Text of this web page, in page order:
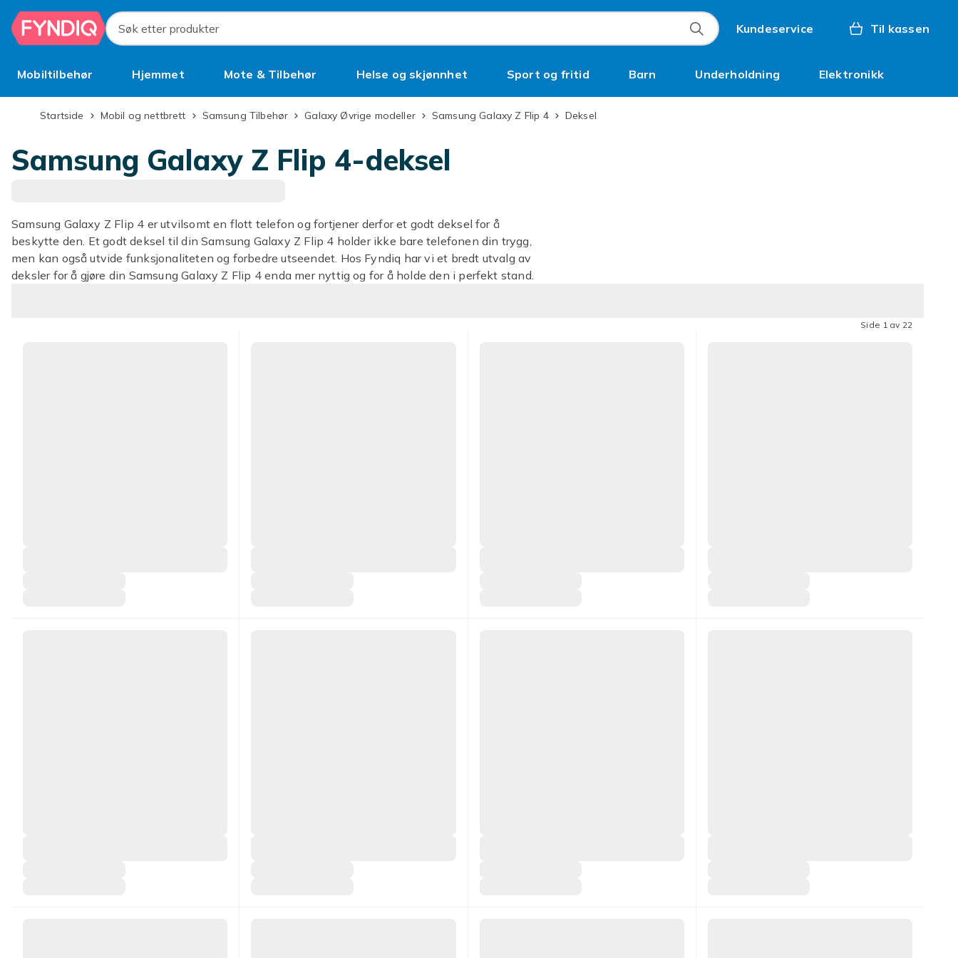
Hopp til hovedinnhold
Søk etter produkter
Kundeservice Til kassen
Mobiltilbehør Hjemmet Mote & Tilbehør Helse og skjønnhet Sport og fritid Barn Underholdning Elektronikk
BruktStartside Mobil og nettbrett Samsung Tilbehør Galaxy Øvrige modeller Samsung Galaxy Z Flip 4 Deksel
Samsung Galaxy Z Flip 4-deksel
Samsung Galaxy Z Flip 4 er utvilsomt en flott telefon og fortjener derfor et godt deksel for å
beskytte den. Et godt deksel til din Samsung Galaxy Z Flip 4 holder ikke bare telefonen din trygg,
men kan også utvide funksjonaliteten og forbedre utseendet. Hos Fyndiq har vi et bredt utvalg av
deksler for å gjøre din Samsung Galaxy Z Flip 4 enda mer nyttig og for å holde den i perfekt stand.
Side 1 av 22